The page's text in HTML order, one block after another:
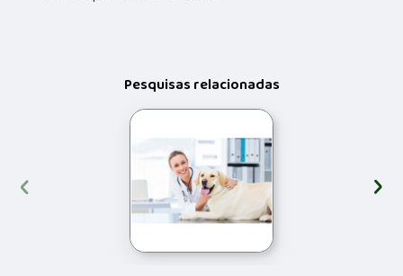
Pesquisas relacionadas
‹ ›